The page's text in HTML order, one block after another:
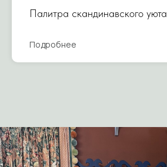
Палитра скандинавского уюта
Подробнее